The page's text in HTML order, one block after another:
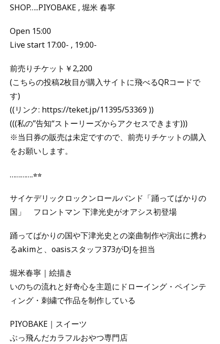
SHOP…..PIYOBAKE , 堀米 春寧
Open 15:00
Live start 17:00- , 19:00-
前売りチケット￥2,200
(こちらの投稿2枚目が購入サイトに飛べるQRコードで
す)
((リンク: https://teket.jp/11395/53369 ))
(((私の”告知“ストーリーズからアクセスできます)))
※当日券の販売は未定ですので、前売りチケットの購入
をお願いします。
………….⭐︎⭐︎
サイケデリックロックンロールバンド「踊ってばかりの
国」 フロントマン 下津光史がオアシス初登場
踊ってばかりの国や下津光史との楽曲制作や演出に携わ
るakimと、oasisスタッフ373がDJを担当
堀米春寧｜絵描き
いのちの流れと好奇心を主題にドローイング・ペインテ
ィング・刺繍で作品を制作している
PIYOBAKE｜スイーツ
ぶっ飛んだカラフルおやつ専門店